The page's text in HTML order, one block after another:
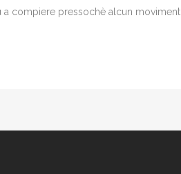
compiere pressochè alcun